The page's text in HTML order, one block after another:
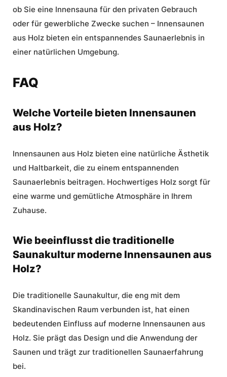
ob Sie eine Innensauna für den privaten Gebrauch
oder für gewerbliche Zwecke suchen – Innensaunen
aus Holz bieten ein entspannendes Saunaerlebnis in
einer natürlichen Umgebung.
FAQ
Welche Vorteile bieten Innensaunen
aus Holz?
Innensaunen aus Holz bieten eine natürliche Ästhetik
und Haltbarkeit, die zu einem entspannenden
Saunaerlebnis beitragen. Hochwertiges Holz sorgt für
eine warme und gemütliche Atmosphäre in Ihrem
Zuhause.
Wie beeinflusst die traditionelle
Saunakultur moderne Innensaunen aus
Holz?
Die traditionelle Saunakultur, die eng mit dem
Skandinavischen Raum verbunden ist, hat einen
bedeutenden Einfluss auf moderne Innensaunen aus
Holz. Sie prägt das Design und die Anwendung der
Saunen und trägt zur traditionellen Saunaerfahrung
bei.